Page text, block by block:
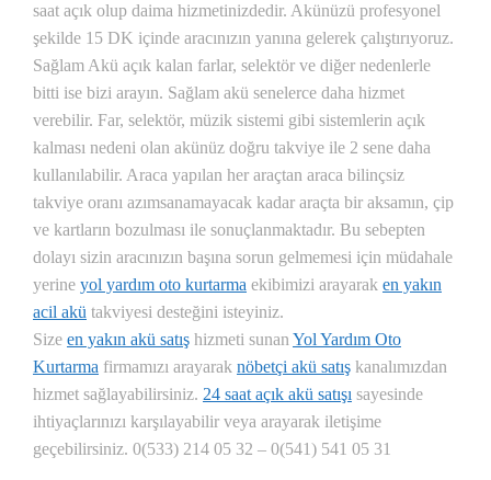
saat açık olup daima hizmetinizdedir. Akünüzü profesyonel
şekilde 15 DK içinde aracınızın yanına gelerek çalıştırıyoruz.
Sağlam Akü açık kalan farlar, selektör ve diğer nedenlerle
bitti ise bizi arayın. Sağlam akü senelerce daha hizmet
verebilir. Far, selektör, müzik sistemi gibi sistemlerin açık
kalması nedeni olan akünüz doğru takviye ile 2 sene daha
kullanılabilir. Araca yapılan her araçtan araca bilinçsiz
takviye oranı azımsanamayacak kadar araçta bir aksamın, çip
ve kartların bozulması ile sonuçlanmaktadır. Bu sebepten
dolayı sizin aracınızın başına sorun gelmemesi için müdahale
yerine yol yardım oto kurtarma ekibimizi arayarak en yakın
acil akü takviyesi desteğini isteyiniz.
Size en yakın akü satış hizmeti sunan Yol Yardım Oto
Kurtarma firmamızı arayarak nöbetçi akü satış kanalımızdan
hizmet sağlayabilirsiniz. 24 saat açık akü satışı sayesinde
ihtiyaçlarınızı karşılayabilir veya arayarak iletişime
geçebilirsiniz. 0(533) 214 05 32 – 0(541) 541 05 31